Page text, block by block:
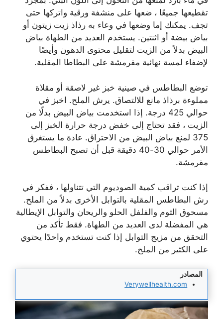
تقطيعها جميعًا ، ضعها على منشفة ورقية واتركها حتى
تجف. يمكنك إما وضعها في وعاء به رذاذ زيت زيتون أو
بياض بيضة أو اثنتين. يستخدم العديد من الطهاة بياض
البيض بدلاً من الزيت لتقليل محتوى الدهون وأيضًا
لإضفاء لمسة نهائية مقرمشة على البطاطا المقلية.
توضع البطاطس في صينية خبز غير لاصقة أو مقلاة
مملوءة برذاذ مانع للالتصاق. يرش الملح. اخبز في
حوالي 425 درجة. إذا استخدمت بياض البيض بدلًا من
الزيت ، فقد تحتاج إلى خفض درجة حرارة الخبز إلى
375 لمنع بياض البيض من الاحتراق. عادة ما يستغرق
الأمر حوالي 30-40 دقيقة قبل أن تصبح البطاطس
مقرمشة.
إذا كنت تراقب كمية الصوديوم التي تتناولها ، ففكر في
رش البطاطس المقلية بالتوابل الأخرى بدلاً من الملح.
مسحوق الثوم والفلفل الحلو والريحان والتوابل الإيطالية
هي المفضلة لدى العديد من الطهاة. فقط تأكد من
التحقق من مزيج التوابل إذا كنت تستخدم واحدًا يحتوي
على الكثير من الملح.
المصادر
Verywellhealth.com